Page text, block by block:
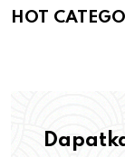
HOT